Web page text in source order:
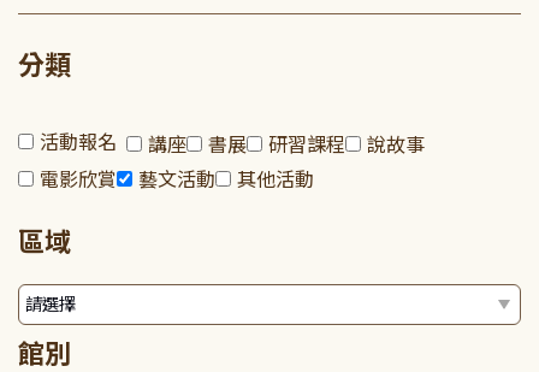
分類
活動報名 講座 書展 研習課程
說故事
電影欣賞
藝文活動 其他活動
區域
館別